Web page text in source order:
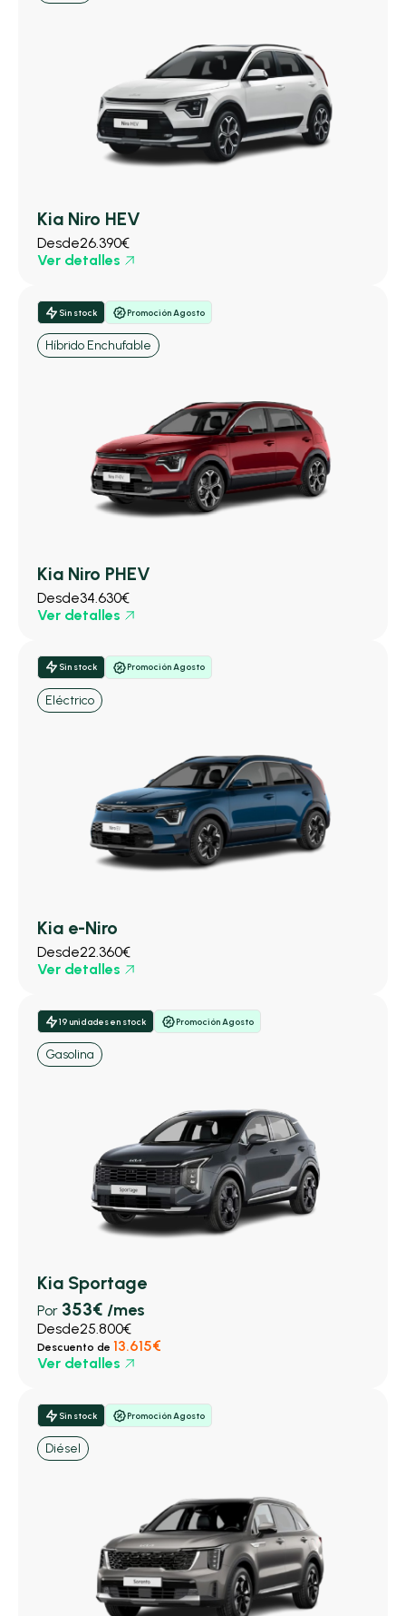
Kia Niro HEV
Desde26.390€
Ver detalles
Sin stock Promoción Agosto
Híbrido Enchufable
Kia Niro PHEV
Desde34.630€
Ver detalles
Sin stock Promoción Agosto
Eléctrico
Kia e-Niro
Desde22.360€
Ver detalles
19 unidades en stock Promoción Agosto
Gasolina
Kia Sportage
Por 353€ /mes
Desde25.800€
Descuento de 13.615€
Ver detalles
Sin stock Promoción Agosto
Diésel